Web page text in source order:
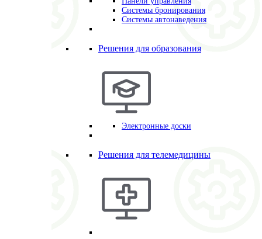
Системы бронирования
Системы автонаведения
Решения для образования
Электронные доски
Решения для телемедицины